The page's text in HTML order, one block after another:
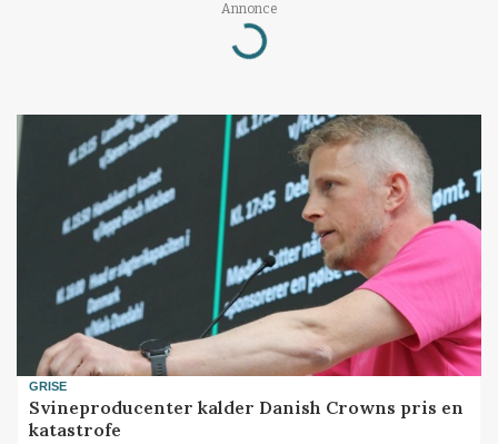
Annonce
Loading...
GRISE
Svineproducenter kalder Danish Crowns pris en
katastrofe